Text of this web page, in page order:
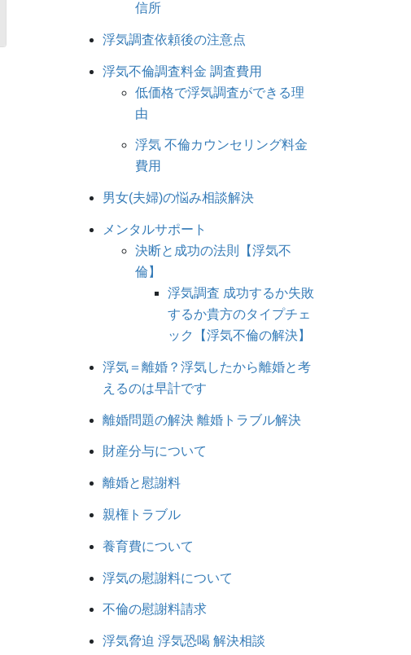
信所
浮気調査依頼後の注意点
浮気不倫調査料金 調査費用
低価格で浮気調査ができる理
由
浮気 不倫カウンセリング料金
費用
男女(夫婦)の悩み相談解決
メンタルサポート
決断と成功の法則【浮気不
倫】
浮気調査 成功するか失敗
するか貴方のタイプチェ
ック【浮気不倫の解決】
浮気＝離婚？浮気したから離婚と考
えるのは早計です
離婚問題の解決 離婚トラブル解決
財産分与について
離婚と慰謝料
親権トラブル
養育費について
浮気の慰謝料について
不倫の慰謝料請求
浮気脅迫 浮気恐喝 解決相談